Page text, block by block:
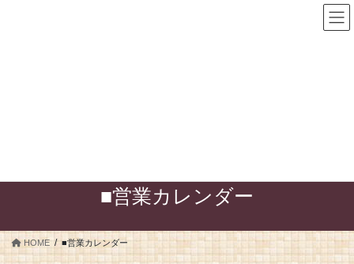
■営業カレンダー
HOME ■営業カレンダー